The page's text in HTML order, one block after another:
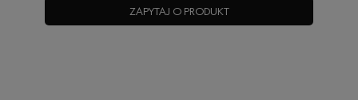
ZAPYTAJ O PRODUKT